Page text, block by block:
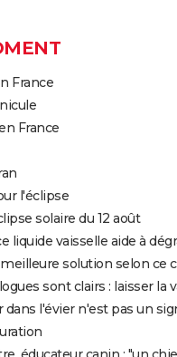
France
France
l'éclipse
solaire du 12 août
liquide vaisselle aide à
meilleure solution selon ce
sont clairs : laisser la
dans l'évier n'est pas un